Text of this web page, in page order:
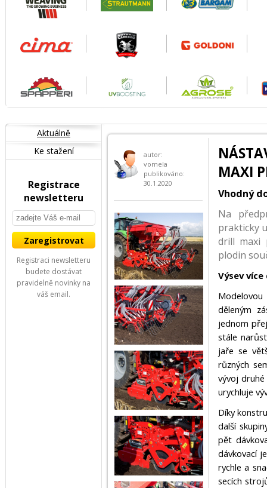
autor:
vomela
publikováno:
30.1.2020
MAXI
Vhodný
Na
prakticky
drill maxi
plodin
Výsev
děleným
jednom
stále
jaře se
různých
vývoj
urychluje
Díky
další
pět
dávkovací
rychle a
secích
Aktuálně
Ke stažení
Registrace
newsletteru
Registraci newsletteru
budete dostávat
pravidelně novinky na
váš email.